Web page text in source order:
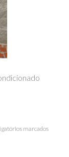
marcados